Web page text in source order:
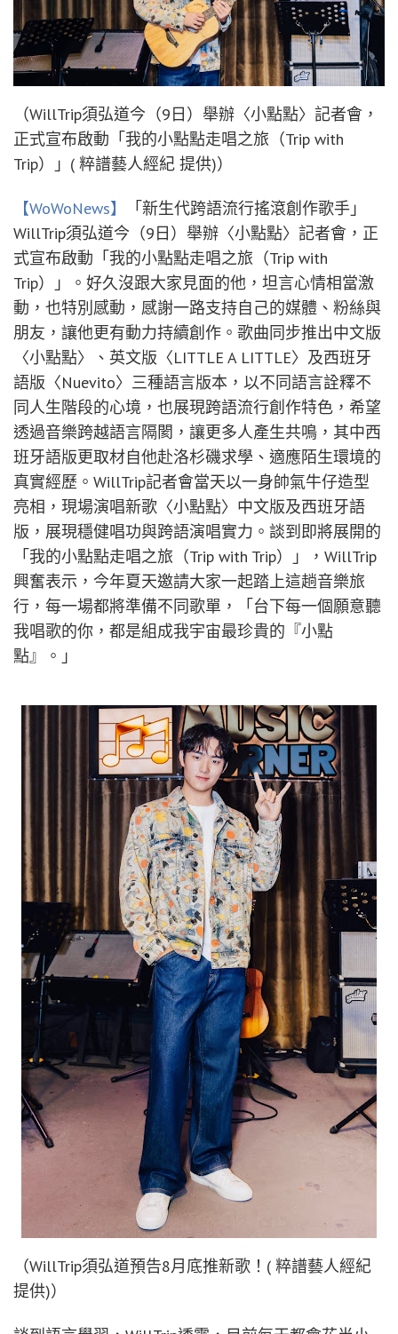
（WillTrip須弘道今（9日）舉辦〈小點點〉記者會，
正式宣布啟動「我的小點點走唱之旅（Trip with
Trip）」( 粹譜藝人經紀 提供)）
【WoWoNews】
「新生代跨語流行搖滾創作歌手」
WillTrip須弘道今（9日）舉辦〈小點點〉記者會，正
式宣布啟動「我的小點點走唱之旅（Trip with
Trip）」。好久沒跟大家見面的他，坦言心情相當激
動，也特別感動，感謝一路支持自己的媒體、粉絲與
朋友，讓他更有動力持續創作。歌曲同步推出中文版
〈小點點〉、英文版〈LITTLE A LITTLE〉及西班牙
語版〈Nuevito〉三種語言版本，以不同語言詮釋不
同人生階段的心境，也展現跨語流行創作特色，希望
透過音樂跨越語言隔閡，讓更多人產生共鳴，其中西
班牙語版更取材自他赴洛杉磯求學、適應陌生環境的
真實經歷。WillTrip記者會當天以一身帥氣牛仔造型
亮相，現場演唱新歌〈小點點〉中文版及西班牙語
版，展現穩健唱功與跨語演唱實力。談到即將展開的
「我的小點點走唱之旅（Trip with Trip）」，WillTrip
興奮表示，今年夏天邀請大家一起踏上這趟音樂旅
行，每一場都將準備不同歌單，「台下每一個願意聽
我唱歌的你，都是組成我宇宙最珍貴的『小點
點』。」
（WillTrip須弘道預告8月底推新歌！( 粹譜藝人經紀
提供)）